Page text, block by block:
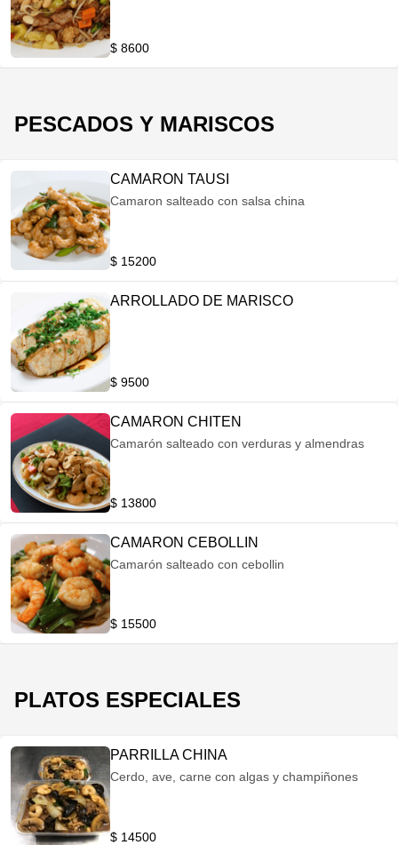
$ 8600
PESCADOS Y MARISCOS
CAMARON TAUSI
Camaron salteado con salsa china
$ 15200
ARROLLADO DE MARISCO
$ 9500
CAMARON CHITEN
Camarón salteado con verduras y almendras
$ 13800
CAMARON CEBOLLIN
Camarón salteado con cebollin
$ 15500
PLATOS ESPECIALES
PARRILLA CHINA
Cerdo, ave, carne con algas y champiñones
$ 14500